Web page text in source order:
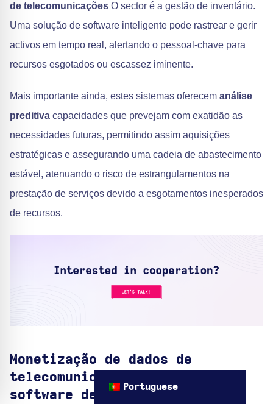
de telecomunicações O sector é a gestão de inventário.
Uma solução de software inteligente pode rastrear e gerir
activos em tempo real, alertando o pessoal-chave para
recursos esgotados ou escassez iminente.
Mais importante ainda, estes sistemas oferecem análise
preditiva capacidades que prevejam com exatidão as
necessidades futuras, permitindo assim aquisições
estratégicas e assegurando uma cadeia de abastecimento
estável, atenuando o risco de estrangulamentos na
prestação de serviços devido a esgotamentos inesperados
de recursos.
Monetização de dados de
telecomunicações através de
software de IA
Portuguese